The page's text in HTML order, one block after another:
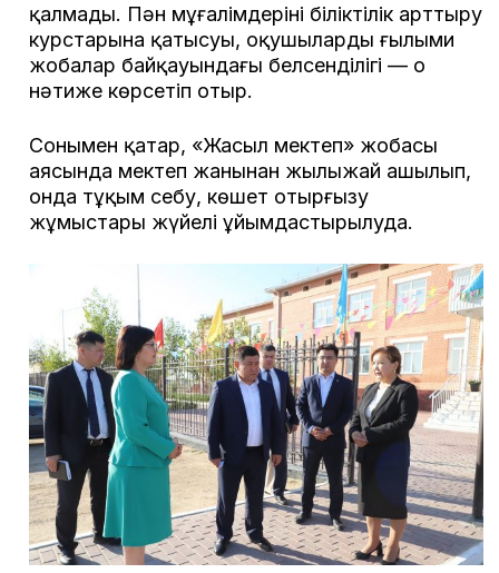
қалмады. Пән мұғалімдерінің біліктілік арттыру
курстарына қатысуы, оқушылардың ғылыми
жобалар байқауындағы белсенділігі — оң
нәтиже көрсетіп отыр.
Сонымен қатар, «Жасыл мектеп» жобасы
аясында мектеп жанынан жылыжай ашылып,
онда тұқым себу, көшет отырғызу
жұмыстары жүйелі ұйымдастырылуда.